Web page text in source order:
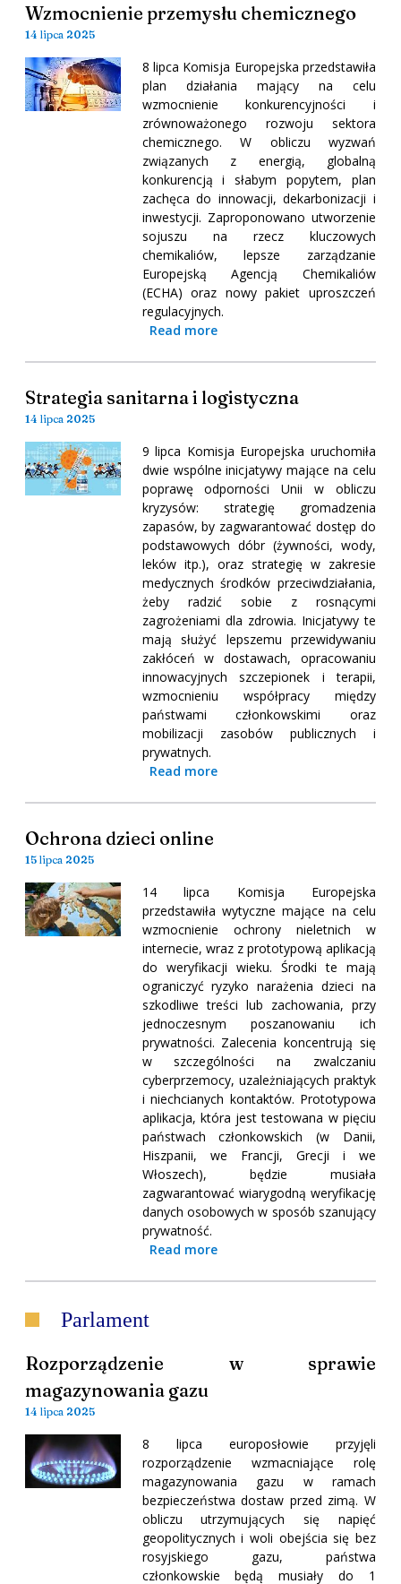
Wzmocnienie przemysłu chemicznego
14 lipca 2025
8 lipca Komisja Europejska przedstawiła
plan działania mający na celu
wzmocnienie konkurencyjności i
zrównoważonego rozwoju sektora
chemicznego. W obliczu wyzwań
związanych z energią, globalną
konkurencją i słabym popytem, plan
zachęca do innowacji, dekarbonizacji i
inwestycji. Zaproponowano utworzenie
sojuszu na rzecz kluczowych
chemikaliów, lepsze zarządzanie
Europejską Agencją Chemikaliów
(ECHA) oraz nowy pakiet uproszczeń
regulacyjnych.
Read more
Strategia sanitarna i logistyczna
14 lipca 2025
9 lipca Komisja Europejska uruchomiła
dwie wspólne inicjatywy mające na celu
poprawę odporności Unii w obliczu
kryzysów: strategię gromadzenia
zapasów, by zagwarantować dostęp do
podstawowych dóbr (żywności, wody,
leków itp.), oraz strategię w zakresie
medycznych środków przeciwdziałania,
żeby radzić sobie z rosnącymi
zagrożeniami dla zdrowia. Inicjatywy te
mają służyć lepszemu przewidywaniu
zakłóceń w dostawach, opracowaniu
innowacyjnych szczepionek i terapii,
wzmocnieniu współpracy między
państwami członkowskimi oraz
mobilizacji zasobów publicznych i
prywatnych.
Read more
Ochrona dzieci online
15 lipca 2025
14 lipca Komisja Europejska
przedstawiła wytyczne mające na celu
wzmocnienie ochrony nieletnich w
internecie, wraz z prototypową aplikacją
do weryfikacji wieku. Środki te mają
ograniczyć ryzyko narażenia dzieci na
szkodliwe treści lub zachowania, przy
jednoczesnym poszanowaniu ich
prywatności. Zalecenia koncentrują się
w szczególności na zwalczaniu
cyberprzemocy, uzależniających praktyk
i niechcianych kontaktów. Prototypowa
aplikacja, która jest testowana w pięciu
państwach członkowskich (w Danii,
Hiszpanii, we Francji, Grecji i we
Włoszech), będzie musiała
zagwarantować wiarygodną weryfikację
danych osobowych w sposób szanujący
prywatność.
Read more
Parlament
Rozporządzenie w sprawie
magazynowania gazu
14 lipca 2025
8 lipca europosłowie przyjęli
rozporządzenie wzmacniające rolę
magazynowania gazu w ramach
bezpieczeństwa dostaw przed zimą. W
obliczu utrzymujących się napięć
geopolitycznych i woli obejścia się bez
rosyjskiego gazu, państwa
członkowskie będą musiały do 1